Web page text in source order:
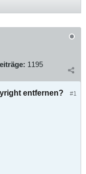
1195
#1
entfernen?